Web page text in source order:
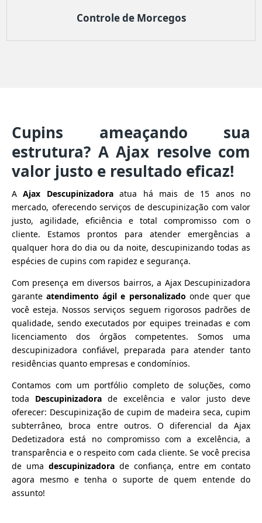
Controle de Morcegos
Cupins ameaçando sua
estrutura? A Ajax resolve com
valor justo e resultado eficaz!
AAjax Descupinizadoraatua há mais de 15 anos no
mercado, oferecendo serviços de descupinização com valor
justo, agilidade, eficiência e total compromisso com o
cliente. Estamos prontos para atender emergências a
qualquer hora do dia ou da noite, descupinizando todas as
espécies de cupins com rapidez e segurança.
Com presença em diversos bairros, a Ajax Descupinizadora
garanteatendimento ágil e personalizado onde quer que
você esteja. Nossos serviços seguem rigorosos padrões de
qualidade, sendo executados por equipes treinadas e com
licenciamento dos órgãos competentes. Somos uma
descupinizadora confiável, preparada para atender tanto
residências quanto empresas e condomínios.
Contamos com um portfólio completo de soluções, como
toda Descupinizadorade excelência e valor justo deve
oferecer: Descupinização de cupim de madeira seca, cupim
subterrâneo, broca entre outros. O diferencial da Ajax
Dedetizadora está no compromisso com a excelência, a
transparência e o respeito com cada cliente. Se você precisa
de uma descupinizadora de confiança, entre em contato
agora mesmo e tenha o suporte de quem entende do
assunto!